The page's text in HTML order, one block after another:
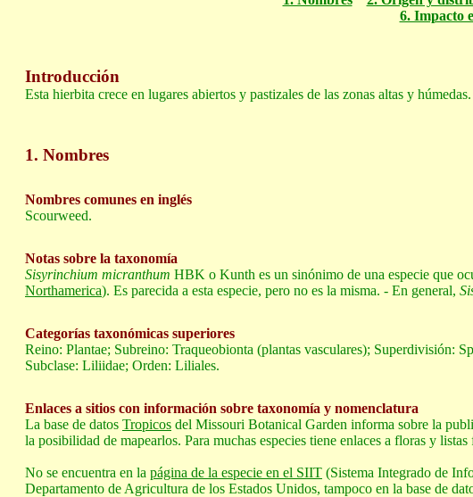
6. Impacto
Introducción
Esta hierbita crece en lugares abiertos y pastizales de las zonas altas y húmedas.
1. Nombres
Nombres comunes en inglés
Scourweed.
Notas sobre la taxonomía
Sisyrinchium micranthum HBK o Kunth es un sinónimo de una especie que
Northamerica). Es parecida a esta especie, pero no es la misma. - En general,
Categorías taxonómicas superiores
Reino: Plantae; Subreino: Traqueobionta (plantas vasculares); Superdivisión:
Subclase: Liliidae; Orden: Liliales.
Enlaces a sitios con información sobre taxonomía y nomenclatura
La base de datos Tropicos del Missouri Botanical Garden informa sobre la
la posibilidad de mapearlos. Para muchas especies tiene enlaces a floras y
No se encuentra en la página de la especie en el SIIT (Sistema Integrado de
Departamento de Agricultura de los Estados Unidos, tampoco en la base de